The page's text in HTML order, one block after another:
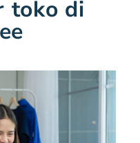
toko di